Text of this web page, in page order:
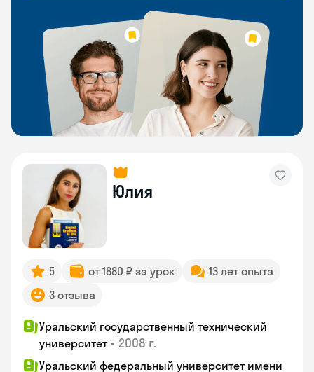
Юлия
5 от 1880 ₽ за урок
13 лет опыта
3 отзыва
Уральский государственный технический
университет • 2008 г.
Уральский федеральный университет имени